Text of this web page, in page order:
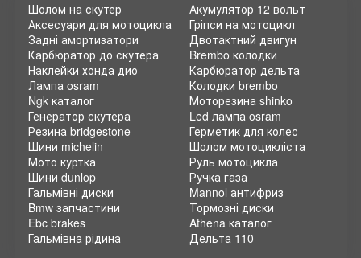
Шолом на скутер
Аксесуари для мотоцикла
Задні амортизатори
Карбюратор до скутера
Наклейки хонда дио
Лампа osram
Ngk каталог
Генератор скутера
Акумулятор 12 вольт
Гріпси на мотоцикл
Двотактний двигун
Brembo колодки
Карбюратор дельта
Колодки brembo
Моторезина shinko
Led лампа osram
Резина bridgestone
Шини michelin
Мото куртка
Шини dunlop
Гальмівні диски
Bmw запчастини
Ebc brakes
Гальмівна рідина
Герметик для колес
Шолом мотоцикліста
Руль мотоцикла
Ручка газа
Mannol антифриз
Тормозні диски
Athena каталог
Дельта 110